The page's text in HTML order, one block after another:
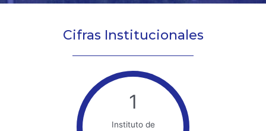
Cifras Institucionales
1
Instituto de